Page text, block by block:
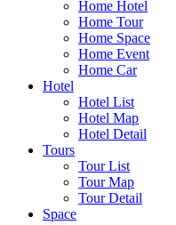
Home Hotel
Home Tour
Home Space
Home Event
Home Car
Hotel
Hotel List
Hotel Map
Hotel Detail
Tours
Tour List
Tour Map
Tour Detail
Space